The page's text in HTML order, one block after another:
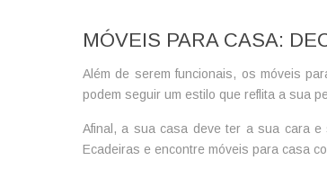
MÓVEIS PARA CASA:
Além de serem funcionais, osmóveis
podem seguir um estilo que reflita a sua
Afinal, a sua casa deve ter a sua cara
Ecadeiras e encontre móveis para casa